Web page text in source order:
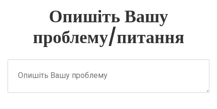
Опишіть Вашу
проблему/питання